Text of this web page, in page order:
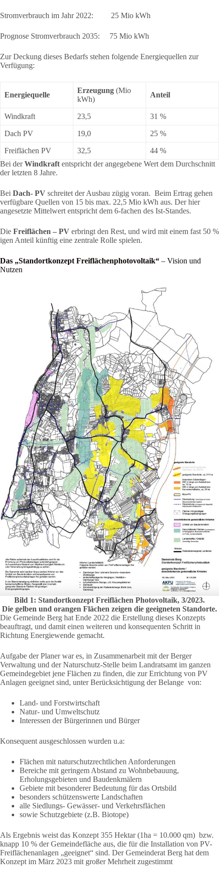
Stromverbrauch im Jahr 2022: 25 Mio kWh
Prognose Stromverbrauch 2035: 75 Mio kWh
Zur Deckung dieses Bedarfs stehen folgende Energiequellen zur
Verfügung:
Energiequelle
Erzeugung (Mio
kWh)
Anteil
Windkraft 23,5 31 %
Dach PV 19,0 25 %
Freiflächen PV 32,5
44 %
Bei derWindkraft entspricht der angegebene Wert dem Durchschnitt
der letzten 8 Jahre.
Bei Dach- PV schreitet der Ausbau zügig voran. Beim Ertrag gehen
verfügbare Quellen von 15 bis max. 22,5 Mio kWh aus. Der hier
angesetzte Mittelwert entspricht dem 6-fachen des Ist-Standes.
Die Freiflächen – PV erbringt den Rest, und wird mit einem fast 50 %
igen Anteil künftig eine zentrale Rolle spielen.
Das „Standortkonzept Freiflächenphotovoltaik“ – Vision und
Nutzen
Bild 1: Standortkonzept Freiflächen Photovoltaik, 3/2023.
Die gelben und orangen Flächen zeigen die geeigneten Standorte.
Die Gemeinde Berg hat Ende 2022 die Erstellung dieses Konzepts
beauftragt, und damit einen weiteren und konsequenten Schritt in
Richtung Energiewende gemacht.
Aufgabe der Planer war es, in Zusammenarbeit mit der Berger
Verwaltung und der Naturschutz-Stelle beim Landratsamt im ganzen
Gemeindegebiet jene Flächen zu finden, die zur Errichtung von PV
Anlagen geeignet sind, unter Berücksichtigung der Belange von:
Land- und Forstwirtschaft
Natur- und Umweltschutz
Interessen der Bürgerinnen und Bürger
Konsequent ausgeschlossen wurden u.a:
Flächen mit naturschutzrechtlichen Anforderungen
Bereiche mit geringem Abstand zu Wohnbebauung,
Erholungsgebieten und Baudenkmälern
Gebiete mit besonderer Bedeutung für das Ortsbild
besonders schützenswerte Landschaften
alle Siedlungs- Gewässer- und Verkehrsflächen
sowie Schutzgebiete (z.B. Biotope)
Als Ergebnis weist das Konzept 355 Hektar (1ha = 10.000 qm) bzw.
knapp 10 % der Gemeindefläche aus, die für die Installation von PV-
Freiflächenanlagen „geeignet“ sind. Der Gemeinderat Berg hat dem
Konzept im März 2023 mit großer Mehrheit zugestimmt